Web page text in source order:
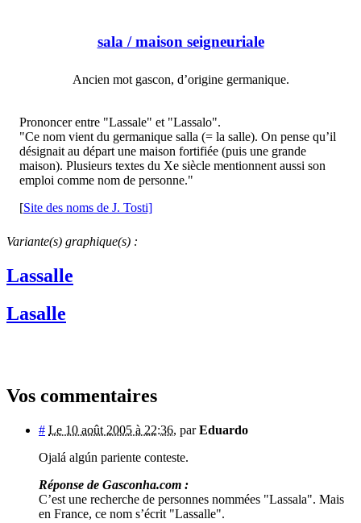
sala/ maison seigneuriale
Ancien mot gascon, d’origine germanique.
Prononcer entre "Lassale" et "Lassalo".
"Ce nom vient du germanique salla (= la salle). On pense qu’il
désignait au départ une maison fortifiée (puis une grande
maison). Plusieurs textes du Xe siècle mentionnent aussi son
emploi comme nom de personne."
[Site des noms de J. Tosti]
Variante(s) graphique(s) :
Lassalle
Lasalle
Vos commentaires
# Le 10 août 2005 à 22:36, parEduardo
Ojalá algún pariente conteste.
Réponse de Gasconha.com :
C’est une recherche de personnes nommées "Lassala". Mais
en France, ce nom s’écrit "Lassalle".